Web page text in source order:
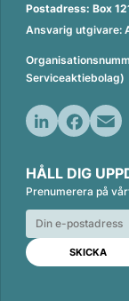
Postadress: Box
Ansvarig utgivare:
Serviceaktiebolag)
n
k
e
d
n
c
e
b
o
o
k
a
i
l
HÅLL DIG
Prenumerera på